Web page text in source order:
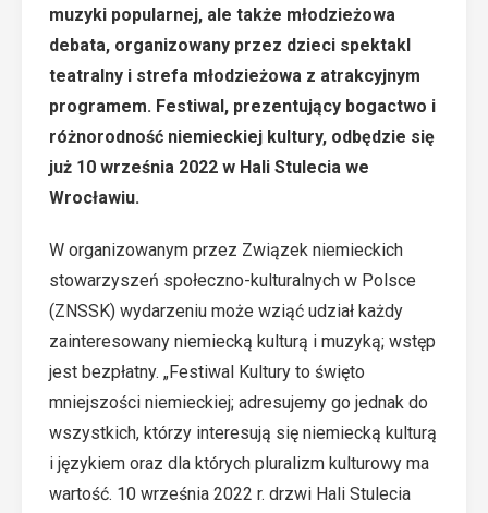
muzyki popularnej, ale także młodzieżowa
debata, organizowany przez dzieci spektakl
teatralny i strefa młodzieżowa z atrakcyjnym
programem. Festiwal, prezentujący bogactwo i
różnorodność niemieckiej kultury, odbędzie się
już 10 września 2022 w Hali Stulecia we
Wrocławiu.
W organizowanym przez Związek niemieckich
stowarzyszeń społeczno-kulturalnych w Polsce
(ZNSSK) wydarzeniu może wziąć udział każdy
zainteresowany niemiecką kulturą i muzyką; wstęp
jest bezpłatny. „Festiwal Kultury to święto
mniejszości niemieckiej; adresujemy go jednak do
wszystkich, którzy interesują się niemiecką kulturą
i językiem oraz dla których pluralizm kulturowy ma
wartość. 10 września 2022 r. drzwi Hali Stulecia